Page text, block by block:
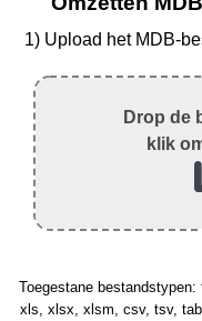
1) Upload het MDB-
Drop de
klik
Toegestane
xls, xlsx, xlsm, csv, tsv,